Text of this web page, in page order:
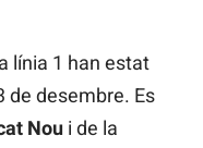
línia 1 han estat
de desembre. Es
Nou i de la